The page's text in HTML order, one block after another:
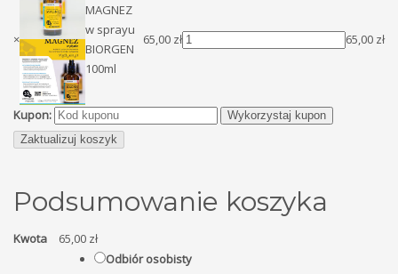
×
MAGNEZ
w sprayu
BIORGEN
100ml
65,00 złilość
BIORGEN
65,00 zł
Kupon:
Wykorzystaj kupon
Zaktualizuj koszyk
Podsumowanie koszyka
Kwota 65,00 zł
Odbiór osobisty